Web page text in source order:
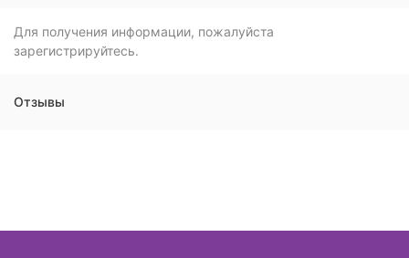
Для получения информации, пожалуйста
зарегистрируйтесь.
Отзывы